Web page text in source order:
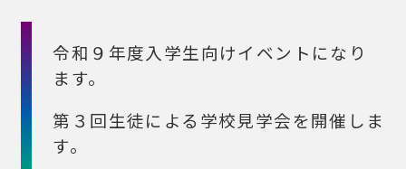
令和９年度入学生向けイベントになり
ます。
第３回生徒による学校見学会を開催しま
す。